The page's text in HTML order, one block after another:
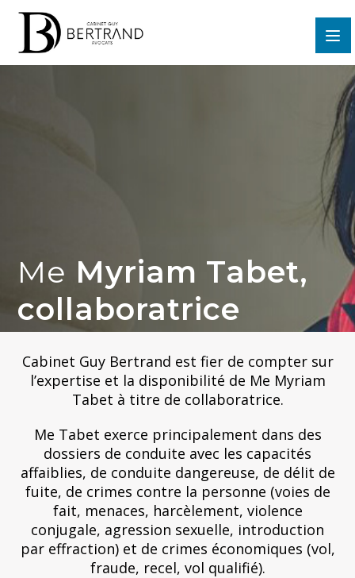
Me Myriam Tabet,
collaboratrice
Cabinet Guy Bertrand est fier de compter sur
l’expertise et la disponibilité de Me Myriam
Tabet à titre de collaboratrice.
Me Tabet exerce principalement dans des
dossiers de conduite avec les capacités
affaiblies, de conduite dangereuse, de délit de
fuite, de crimes contre la personne (voies de
fait, menaces, harcèlement, violence
conjugale, agression sexuelle, introduction
par effraction) et de crimes économiques (vol,
fraude, recel, vol qualifié).